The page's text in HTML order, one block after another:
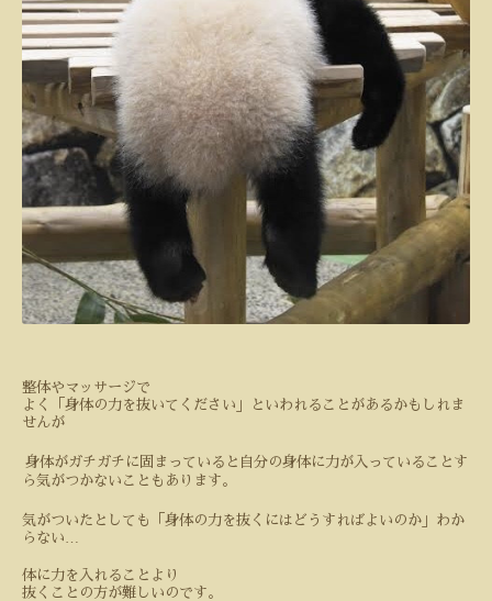
整体やマッサージで
よく「身体の力を抜いてください」といわれることがあるかもしれま
せんが
身体がガチガチに固まっていると自分の身体に力が入っていることす
ら気がつかないこともあります。
気がついたとしても「身体の力を抜くにはどうすればよいのか」わか
らない
体に力を入れることより
抜くことの方が難しいのです。